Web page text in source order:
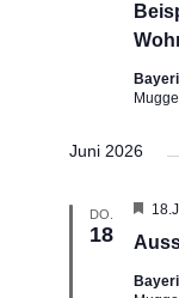
Juni 2026
DO.
18